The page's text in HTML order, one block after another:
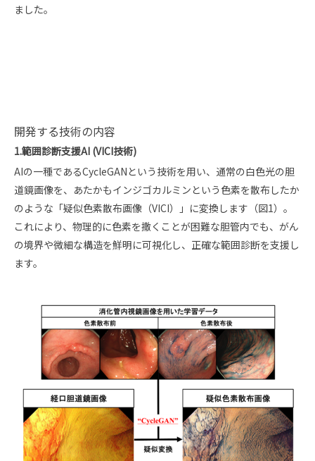
ました。
開発する技術の内容
1.範囲診断支援AI (VICI技術)
AIの一種であるCycleGANという技術を用い、通常の白色光の胆
道鏡画像を、あたかもインジゴカルミンという色素を散布したか
のような「疑似色素散布画像（VICI）」に変換します（図1）。
これにより、物理的に色素を撒くことが困難な胆管内でも、がん
の境界や微細な構造を鮮明に可視化し、正確な範囲診断を支援し
ます。